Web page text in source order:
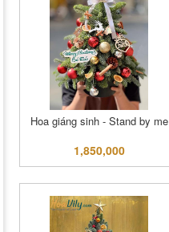
Hoa giáng sinh - Stand by me
1,850,000